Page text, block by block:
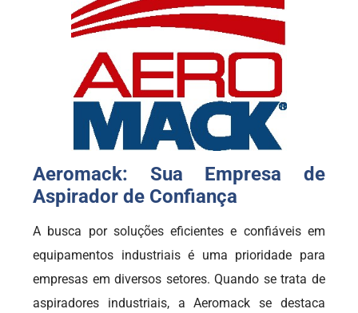
Aeromack: Sua Empresa de
Aspirador de Confiança
A busca por soluções eficientes e confiáveis em
equipamentos industriais é uma prioridade para
empresas em diversos setores. Quando se trata de
aspiradores industriais, a Aeromack se destaca